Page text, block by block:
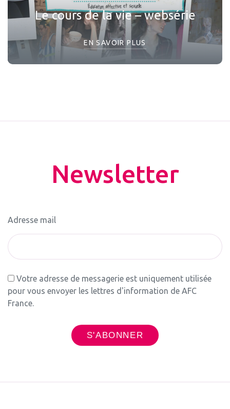
Le cours de la vie – websérie
EN SAVOIR PLUS
Newsletter
Adresse mail
Votre adresse de messagerie est uniquement utilisée
pour vous envoyer les lettres d'information de AFC
France.